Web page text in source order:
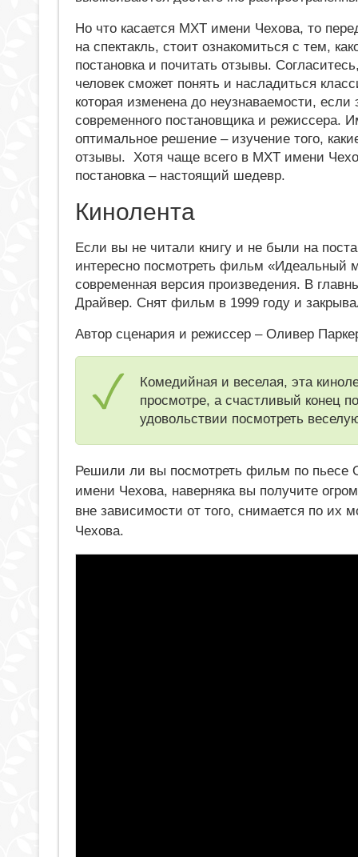
Но что касается МХТ имени Чехова, то
на спектакль, стоит ознакомиться с тем,
постановка и почитать отзывы.
человек сможет понять и насладиться
которая изменена до неузнаваемости, если
современного постановщика и режиссера.
оптимальное решение – изучение того,
отзывы. Хотя чаще всего в МХТ имени
постановка – настоящий шедевр.
Кинолента
Если вы не читали книгу и не были на
интересно посмотреть фильм
современная версия произведения. В
Драйвер. Снят фильм в 1999 году и
Автор сценария и режиссер – Оливер
Комедийная и веселая, эта
просмотре, а счастливый конец
удовольствии посмотреть
Решили ли вы посмотреть фильм по пьесе
имени Чехова, наверняка вы получите
вне зависимости от того, снимается по
Чехова.